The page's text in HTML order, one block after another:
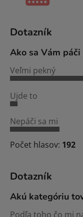
Dotazník
Ako sa Vám
Veľmi pekný
Ujde to
Nepáči sa mi
Počet hlasov: 192
Dotazník
Akú kategóriu
Podľa toho čo mi